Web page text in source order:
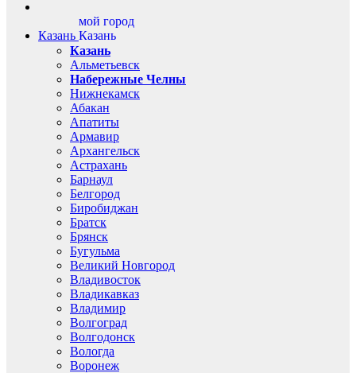
Казань
мой город
Казань
Казань
Альметьевск
Набережные Челны
Нижнекамск
Абакан
Апатиты
Армавир
Архангельск
Астрахань
Барнаул
Белгород
Биробиджан
Братск
Брянск
Бугульма
Великий Новгород
Владивосток
Владикавказ
Владимир
Волгоград
Волгодонск
Вологда
Воронеж